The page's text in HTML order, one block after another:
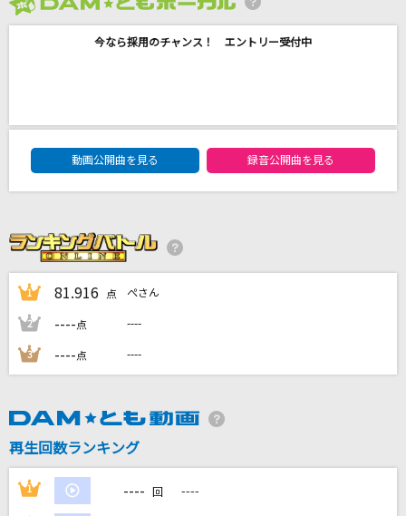
Humming
[生音]北へひとり旅
楠木康平
[生音]幸せ
back number
DAMに会員登録・ログインして
カラオケをもっと楽しもう！
今なら採用のチャンス！ エントリー受付中
DAM★ともボーカルエントリーランキング
動画公開曲を見る
録音公開曲を見る
1 81.916 点 ぺさん
2 ----点 ----
3 ----点 ----
再生回数ランキング
1 ---- 回 ----